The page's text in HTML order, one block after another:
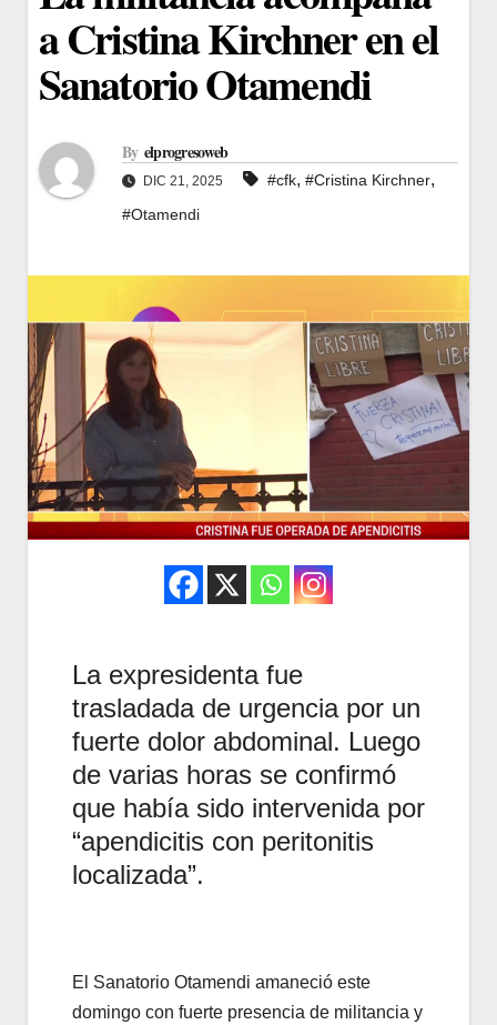
a Cristina Kirchner en el
Sanatorio Otamendi
By elprogresoweb
DIC 21, 2025 #cfk, #Cristina Kirchner,
#Otamendi
La expresidenta fue
trasladada de urgencia por un
fuerte dolor abdominal. Luego
de varias horas se confirmó
que había sido intervenida por
“apendicitis con peritonitis
localizada”.
El Sanatorio Otamendi amaneció este
domingo con fuerte presencia de militancia y